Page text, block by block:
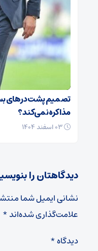
تصمیم پشت در‌های
مذاکره نمی‌کند؟
دیدگاهتان را
نشانی ایمیل شما
علامت‌گذاری شده‌اند*
دیدگاه*